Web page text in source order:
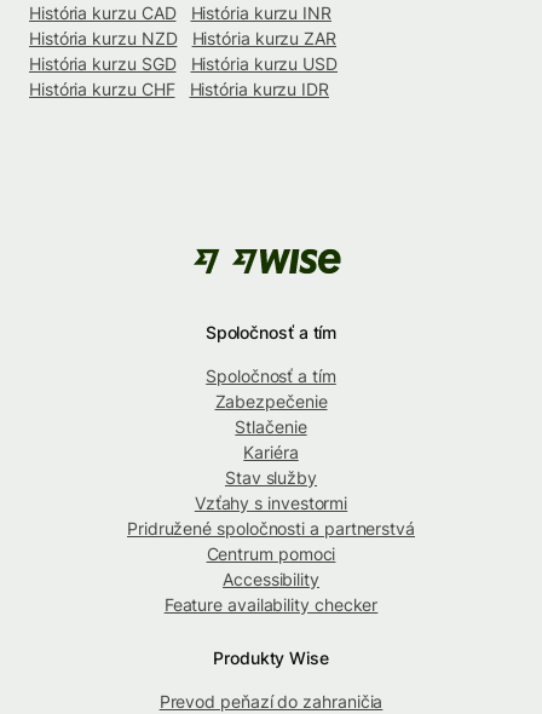
História kurzu CAD
História kurzu INR
História kurzu NZD
História kurzu ZAR
História kurzu SGD
História kurzu USD
História kurzu CHF
História kurzu IDR
Spoločnosť a tím
Spoločnosť a tím
Zabezpečenie
Stlačenie
Kariéra
Stav služby
Vzťahy s investormi
Pridružené spoločnosti a partnerstvá
Centrum pomoci
Accessibility
Feature availability checker
Produkty Wise
Prevod peňazí do zahraničia